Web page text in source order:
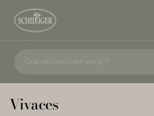
Vivaces